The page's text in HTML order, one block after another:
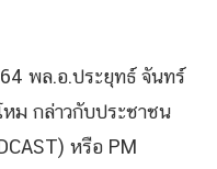
พล.อ.ประยุทธ์ จันทร์
ม กล่าวกับประชาชน
หรือ PM